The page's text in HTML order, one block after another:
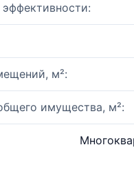
м²:
имущества, м²: